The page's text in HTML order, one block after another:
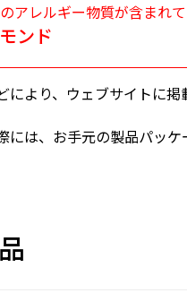
アレルギー物質が含まれて
ンド
により、ウェブサイトに
には、お手元の製品パッ